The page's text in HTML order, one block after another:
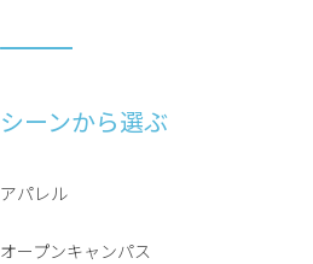
シーンから選ぶ
アパレル
オープンキャンパス